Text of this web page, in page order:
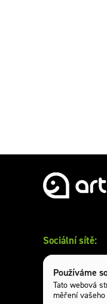
Používáme
Tato webová
měření
Sociální sítě: